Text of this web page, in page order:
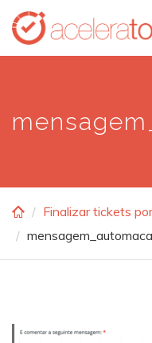
Skip
main
Finalizar tickets